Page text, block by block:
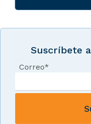
Suscríbete
Correo*